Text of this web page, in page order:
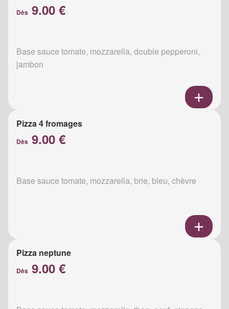
Dès 9.00 €
Base sauce tomate, mozzarella, double pepperoni,
jambon
Pizza 4 fromages
Dès 9.00 €
Base sauce tomate, mozzarella, brie, bleu, chèvre
Pizza neptune
Dès 9.00 €